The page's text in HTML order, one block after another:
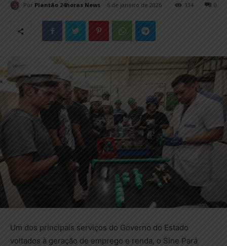
Por Plantão 24horas News 6 de janeiro de 2026 0
134
Um dos principais serviços do Governo do Estado
voltados à geração de emprego e renda, o Sine Pará